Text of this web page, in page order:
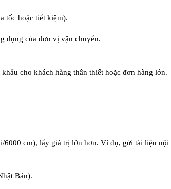
tốc hoặc tiết kiệm).
dụng của đơn vị vận chuyển.
cho khách hàng thân thiết hoặc đơn hàng lớn.
6000 cm), lấy giá trị lớn hơn. Ví dụ, gửi tài liệu
Bản).